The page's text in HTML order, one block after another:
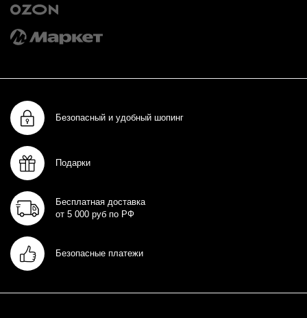
Безопасный и удобный шопинг
Подарки
Бесплатная доставка
от 5 000 руб по РФ
Безопасные платежи